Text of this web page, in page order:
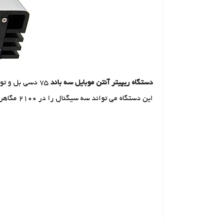
دستگاه ریپیتر آنتن موبایل سه باند 75 دسی بل و توان ( 23 دسی بل ) تکرار کننده سیگنال تلفن همراه 3G است که به عنوان
این دستگاه می تواند سه سیگنال را در 2100 مگاهرتز تقویت کند. درخواست برای خانه ها ، دفاتر و ساختمان های بزرگ. پوشش حداکثر آن 5000 متر مربع می باشد